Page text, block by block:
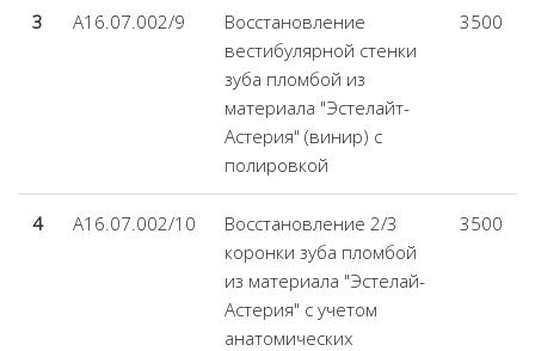
3 А16.07.002/9
Восстановление
вестибулярной стенки
зуба пломбой из
материала "Эстелайт-
Астерия" (винир) с
полировкой
3500
4 А16.07.002/10
Восстановление 2/3
коронки зуба пломбой
из материала "Эстелай-
Астерия" с учетом
анатомических
3500